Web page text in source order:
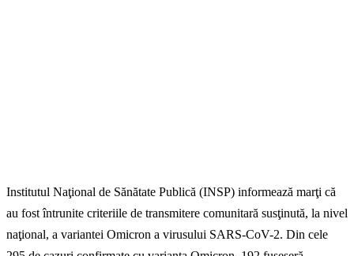
Institutul Naţional de Sănătate Publică (INSP) informează marţi că
au fost întrunite criteriile de transmitere comunitară susţinută, la nivel
naţional, a variantei Omicron a virusului SARS-CoV-2. Din cele